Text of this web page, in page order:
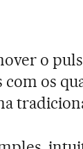
o
os